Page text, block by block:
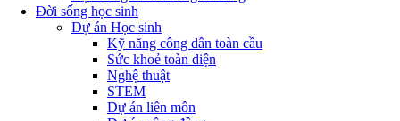
Đời sống học sinh
Dự án Học sinh
Kỹ năng công dân toàn cầu
Sức khoẻ toàn diện
Nghệ thuật
STEM
Dự án liên môn